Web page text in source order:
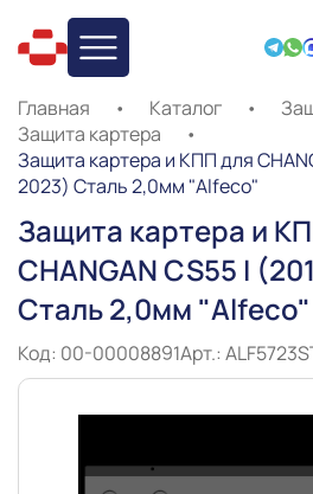
Главная • Каталог •
Защита картера
•
Защита картера и КПП для
2023) Сталь 2,0мм "Alfeco"
Защита картера и
CHANGAN CS55 I
Сталь 2,0мм "Alfeco"
Код: 00-00008891Арт.: